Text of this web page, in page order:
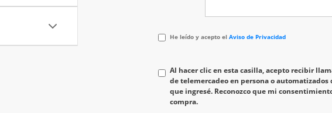
He
acepto
el
<a
href='/privacy.aspx'
target='_blank'>Aviso
He leído y acepto el Aviso de Privacidad
Al hacer clic en esta casilla, acepto recibir
de telemercadeo en persona o automatizados
que ingresé. Reconozco que mi
compra.